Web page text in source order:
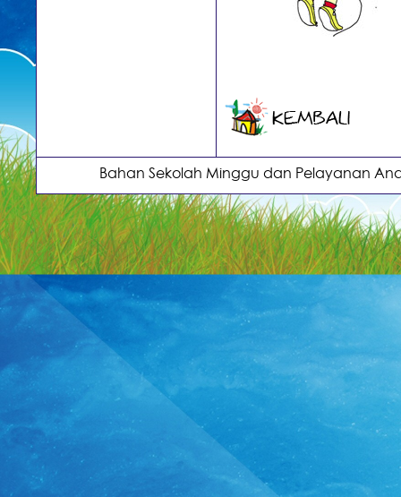
Bahan Sekolah Minggu dan Pelayanan